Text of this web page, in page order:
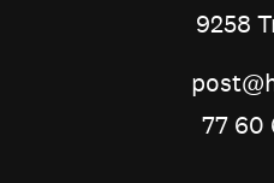
9258
77 60